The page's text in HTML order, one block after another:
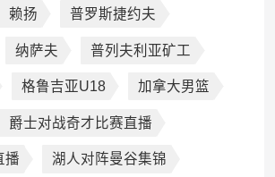
赖扬 普罗斯捷约夫
纳萨夫 普列夫利亚矿工
格鲁吉亚U18 加拿大男篮
爵士对战奇才比赛直播
播 湖人对阵曼谷集锦